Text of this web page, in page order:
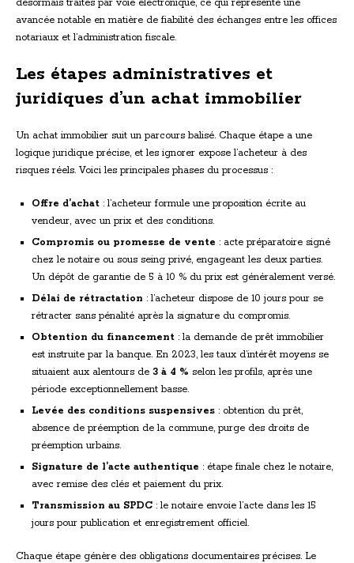
désormais traités par voie électronique, ce qui représente une
avancée notable en matière de fiabilité des échanges entre les offices
notariaux et l’administration fiscale.
Les étapes administratives et
juridiques d’un achat immobilier
Un achat immobilier suit un parcours balisé. Chaque étape a une
logique juridique précise, et les ignorer expose l’acheteur à des
risques réels. Voici les principales phases du processus :
Offre d’achat : l’acheteur formule une proposition écrite au
vendeur, avec un prix et des conditions.
Compromis ou promesse de vente : acte préparatoire signé
chez le notaire ou sous seing privé, engageant les deux parties.
Un dépôt de garantie de 5 à 10 % du prix est généralement versé.
Délai de rétractation : l’acheteur dispose de 10 jours pour se
rétracter sans pénalité après la signature du compromis.
Obtention du financement : la demande de prêt immobilier
est instruite par la banque. En 2023, les taux d’intérêt moyens se
situaient aux alentours de 3 à 4 % selon les profils, après une
période exceptionnellement basse.
Levée des conditions suspensives : obtention du prêt,
absence de préemption de la commune, purge des droits de
préemption urbains.
Signature de l’acte authentique : étape finale chez le notaire,
avec remise des clés et paiement du prix.
Transmission au SPDC : le notaire envoie l’acte dans les 15
jours pour publication et enregistrement officiel.
Chaque étape génère des obligations documentaires précises. Le